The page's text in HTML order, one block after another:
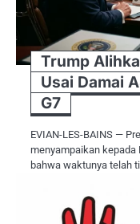
Trump
Usai Damai
G7
EVIAN-LES-BAINS —
menyampaikan kepada
bahwa waktunya telah